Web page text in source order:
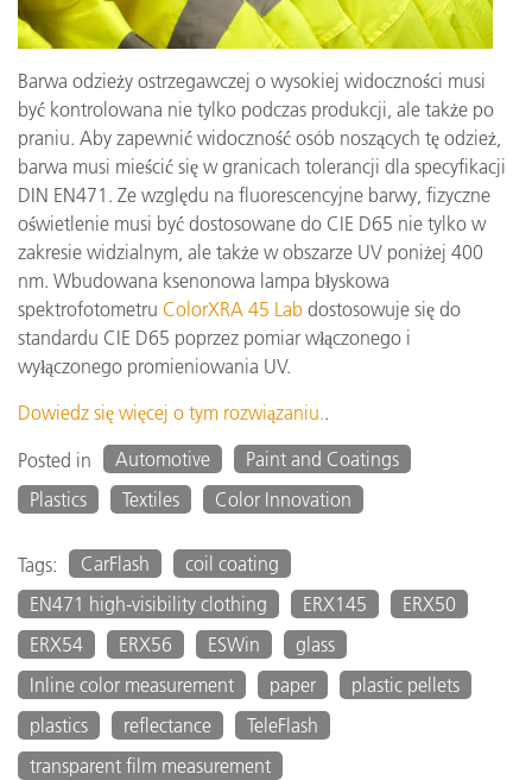
Barwa odzieży ostrzegawczej o wysokiej widoczności musi
być kontrolowana nie tylko podczas produkcji, ale także po
praniu. Aby zapewnić widoczność osób noszących tę odzież,
barwa musi mieścić się w granicach tolerancji dla specyfikacji
DIN EN471. Ze względu na fluorescencyjne barwy, fizyczne
oświetlenie musi być dostosowane do CIE D65 nie tylko w
zakresie widzialnym, ale także w obszarze UV poniżej 400
nm. Wbudowana ksenonowa lampa błyskowa
spektrofotometru ColorXRA 45 Lab dostosowuje się do
standardu CIE D65 poprzez pomiar włączonego i
wyłączonego promieniowania UV.
Dowiedz się więcej o tym rozwiązaniu..
Posted in
Automotive
Paint and Coatings
Plastics
Textiles Color Innovation
Tags: CarFlash
coil coating
EN471 high-visibility clothing
ERX145
ERX50
ERX54
ERX56 ESWin
glass
Inline color measurement
paper
plastic pellets
plastics
reflectance
TeleFlash
transparent film measurement